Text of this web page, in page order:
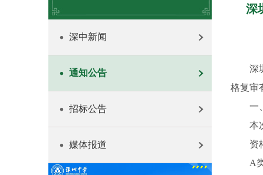
深中新闻
通知公告
招标公告
媒体报道
深
深
格复审
一
本
资
A